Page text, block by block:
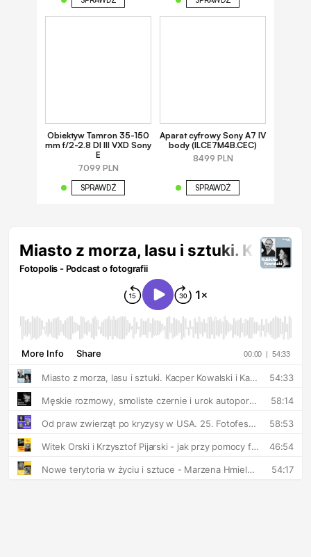
Obiektyw Tamron 35-150
mm f/2-2.8 DI III VXD Sony
E
7099 PLN
SPRAWDŹ
Aparat cyfrowy Sony A7 IV
body (ILCE7M4B.CEC)
8499 PLN
SPRAWDŹ